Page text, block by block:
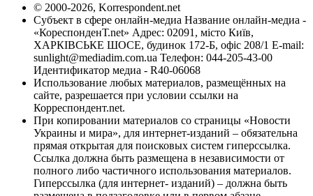
© 2000-2026, Korrespondent.net
Субъект в сфере онлайн-медиа Название онлайн-медиа -
«КореспонденТ.net» Адрес: 02091, місто Київ,
ХАРКІВСЬКЕ ШОСЕ, будинок 172-Б, офіс 208/1 E-mail:
sunlight@mediadim.com.ua Телефон: 044-205-43-00
Идентификатор медиа - R40-06068
Использование любых материалов, размещённых на
сайте, разрешается при условии ссылки на
Корреспондент.net.
При копировании материалов со страницы «Новости
Украины и мира», для интернет-изданий – обязательна
прямая открытая для поисковых систем гиперссылка.
Ссылка должна быть размещена в независимости от
полного либо частичного использования материалов.
Гиперссылка (для интернет- изданий) – должна быть